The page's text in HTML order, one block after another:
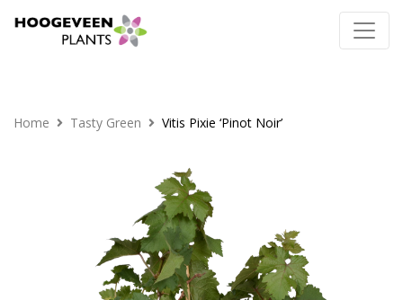
Home Tasty Green Vitis Pixie ‘Pinot Noir’